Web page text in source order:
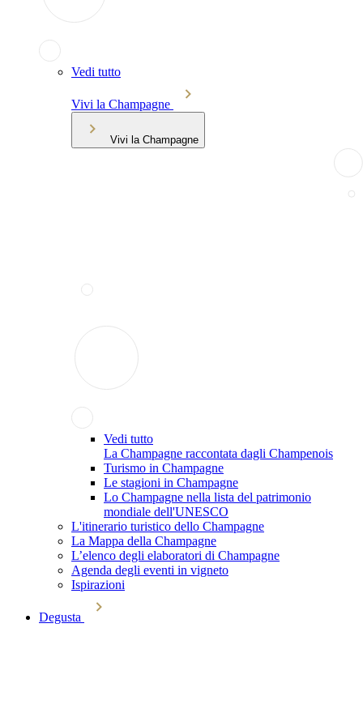
Vedi tutto
Vivi la Champagne
Vivi la Champagne
Vedi tutto
La Champagne raccontata dagli Champenois
Turismo in Champagne
Le stagioni in Champagne
Lo Champagne nella lista del patrimonio
mondiale dell'UNESCO
L'itinerario turistico dello Champagne
La Mappa della Champagne
L’elenco degli elaboratori di Champagne
Agenda degli eventi in vigneto
Ispirazioni
Degusta